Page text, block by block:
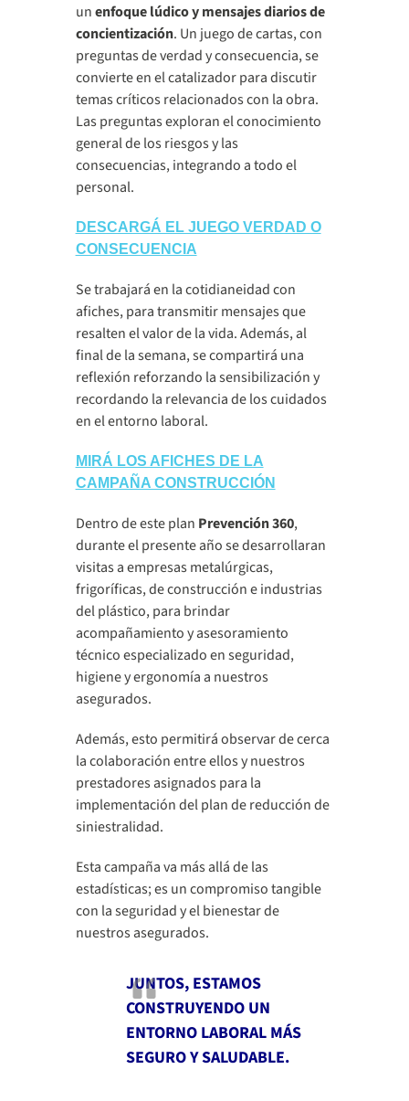
unenfoque lúdico y mensajes diarios de
concientización. Un juego de cartas, con
preguntas de verdad y consecuencia, se
convierte en el catalizador para discutir
temas críticos relacionados con la obra.
Las preguntas exploran el conocimiento
general de los riesgos y las
consecuencias, integrando a todo el
personal.
DESCARGÁ EL JUEGO VERDAD O
CONSECUENCIA
Se trabajará en la cotidianeidad con
afiches, para transmitir mensajes que
resalten el valor de la vida. Además, al
final de la semana, se compartirá una
reflexión reforzando la sensibilización y
recordando la relevancia de los cuidados
en el entorno laboral.
MIRÁ LOS AFICHES DE LA
CAMPAÑA CONSTRUCCIÓN
Dentro de este plan Prevención 360,
durante el presente año se desarrollaran
visitas a empresas metalúrgicas,
frigoríficas, de construcción e industrias
del plástico, para brindar
acompañamiento y asesoramiento
técnico especializado en seguridad,
higiene y ergonomía a nuestros
asegurados.
Además, esto permitirá observar de cerca
la colaboración entre ellos y nuestros
prestadores asignados para la
implementación del plan de reducción de
siniestralidad.
Esta campaña va más allá de las
estadísticas; es un compromiso tangible
con la seguridad y el bienestar de
nuestros asegurados.
JUNTOS, ESTAMOS
CONSTRUYENDO UN
ENTORNO LABORAL MÁS
SEGURO Y SALUDABLE.